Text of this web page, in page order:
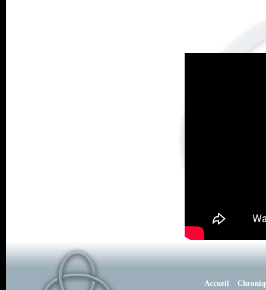
Accueil